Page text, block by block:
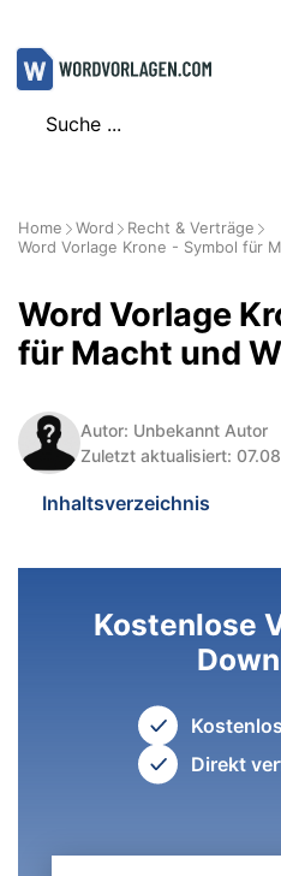
Zum
Inhalt
Home Word
Recht & Verträge
Word Vorlage Krone - Symbol für
Word Vorlage
für Macht und
Autor: Unbekannt Autor
Zuletzt aktualisiert:
Inhaltsverzeichnis
Kostenlose
Direkt